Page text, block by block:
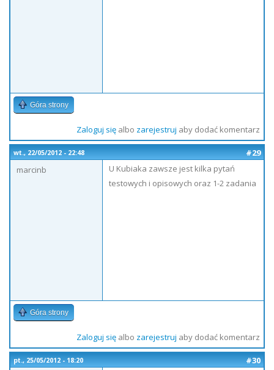
Góra strony
Zaloguj sięalbo zarejestruj aby dodać komentarz
wt., 22/05/2012 - 22:48
#29
marcinb
U Kubiaka zawsze jest kilka pytań
testowych i opisowych oraz 1-2 zadania
Góra strony
Zaloguj sięalbo zarejestruj aby dodać komentarz
pt., 25/05/2012 - 18:20
#30